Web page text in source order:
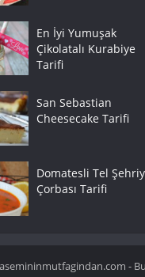
En İyi Yumuşak
Çikolatalı Kurabiye
Tarifi
San Sebastian
Cheesecake Tarifi
Domatesli Tel
Çorbası Tarifi
-